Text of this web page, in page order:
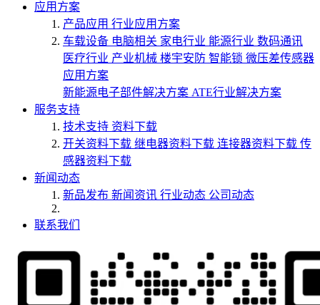
应用方案
产品应用 行业应用方案
车载设备 电脑相关 家电行业 能源行业 数码通讯
医疗行业 产业机械 楼宇安防 智能锁 微压差传感器
应用方案
新能源电子部件解决方案 ATE行业解决方案
服务支持
技术支持 资料下载
开关资料下载 继电器资料下载 连接器资料下载 传
感器资料下载
新闻动态
新品发布 新闻资讯 行业动态 公司动态
联系我们